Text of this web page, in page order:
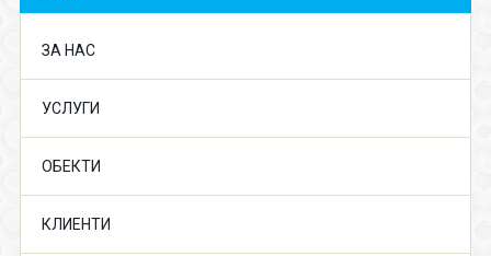
ЗА НАС
УСЛУГИ
ОБЕКТИ
КЛИЕНТИ